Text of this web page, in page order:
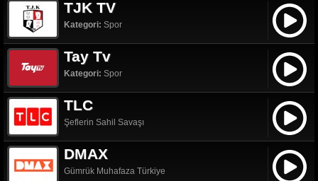
TJK TV
Kategori: Spor
Tay Tv
Kategori: Spor
TLC
Şeflerin Sahil Savaşı
DMAX
Gümrük Muhafaza Türkiye